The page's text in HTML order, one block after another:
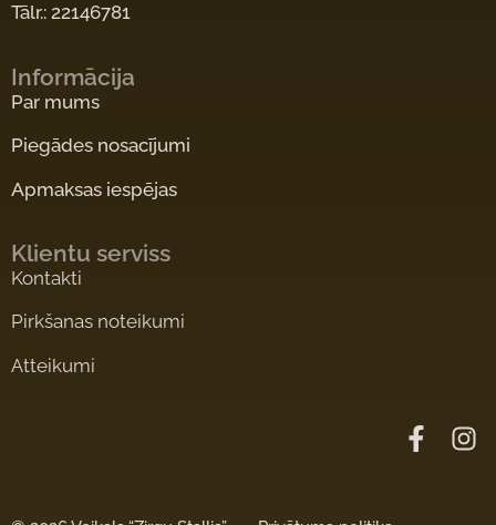
Tālr.: 22146781
Informācija
Par mums
Piegādes nosacījumi
Apmaksas iespējas
Klientu serviss
Kontakti
Pirkšanas noteikumi
Atteikumi